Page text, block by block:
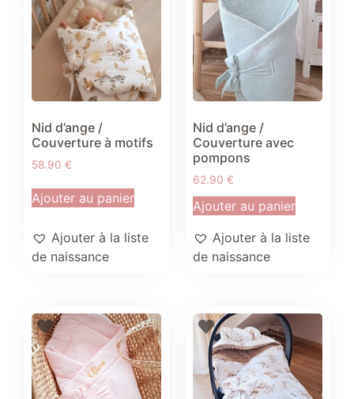
Nid d’ange /
Couverture à motifs
58.90 €
Ajouter au panier
Ajouter à la liste
de naissance
Nid d’ange /
Couverture avec
pompons
62.90 €
Ajouter au panier
Ajouter à la liste
de naissance